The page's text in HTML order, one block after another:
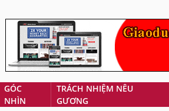
GÓC
NHÌN
TRÁCH NHIỆM NÊU
GƯƠNG